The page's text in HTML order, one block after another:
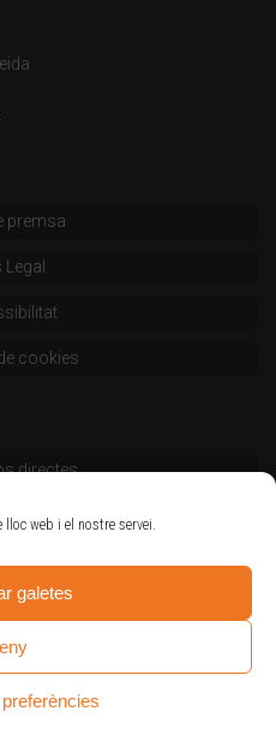
web i el nostre servei.
galetes
premsa
Legal
cookies
directes
oficials